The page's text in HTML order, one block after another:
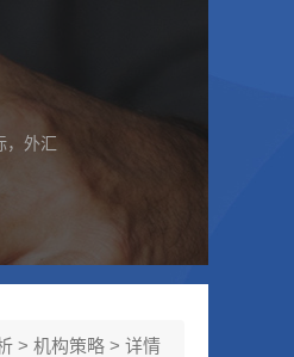
，外汇
> 机构策略 > 详情